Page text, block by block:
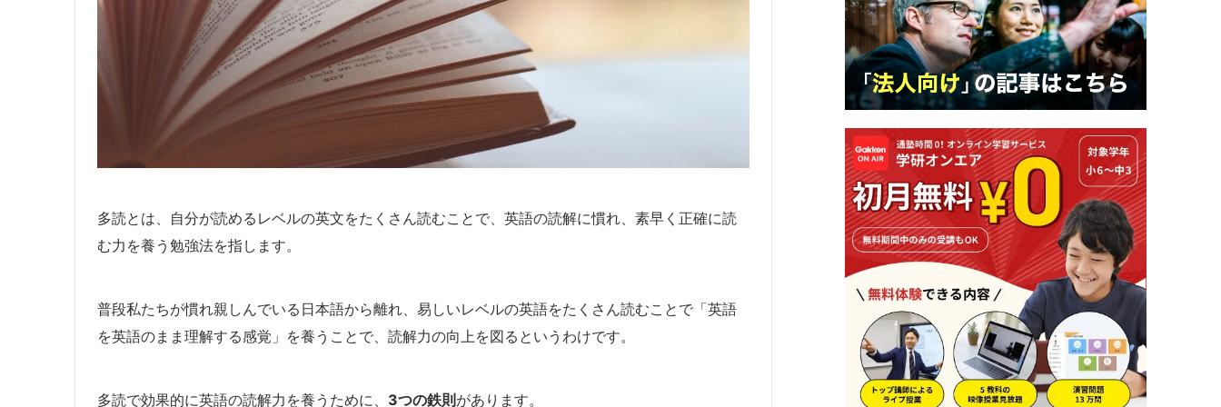
多読とは、自分が読めるレベルの英文をたくさん読むことで、英語の読解に慣れ、素早く正確に読
む力を養う勉強法を指します。
普段私たちが慣れ親しんでいる日本語から離れ、易しいレベルの英語をたくさん読むことで「英語
を英語のまま理解する感覚」を養うことで、読解力の向上を図るというわけです。
多読で効果的に英語の読解力を養うために、 3つの鉄則 があります。